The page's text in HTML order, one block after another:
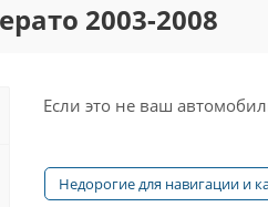
2003-2008
Если это не ваш
Недорогие для навигации и